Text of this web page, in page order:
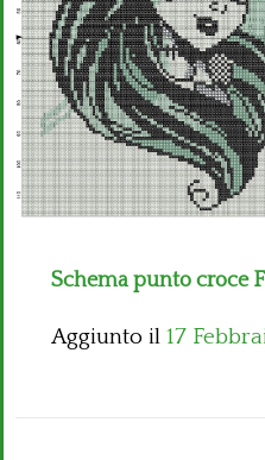
Thun
Schema punto croce
Aggiunto il 17